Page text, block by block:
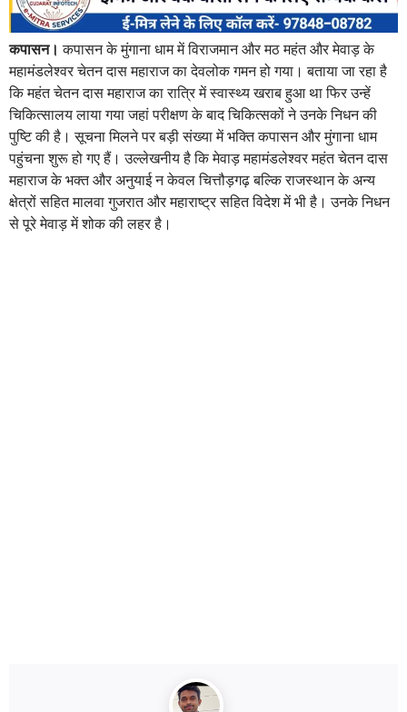
कपासन। कपासन के मुंगाना धाम में विराजमान और मठ महंत और मेवाड़ के
महामंडलेश्वर चेतन दास महाराज का देवलोक गमन हो गया। बताया जा रहा है
कि महंत चेतन दास महाराज का रात्रि में स्वास्थ्य खराब हुआ था फिर उन्हें
चिकित्सालय लाया गया जहां परीक्षण के बाद चिकित्सकों ने उनके निधन की
पुष्टि की है। सूचना मिलने पर बड़ी संख्या में भक्ति कपासन और मुंगाना धाम
पहुंचना शुरू हो गए हैं। उल्लेखनीय है कि मेवाड़ महामंडलेश्वर महंत चेतन दास
महाराज के भक्त और अनुयाई न केवल चित्तौड़गढ़ बल्कि राजस्थान के अन्य
क्षेत्रों सहित मालवा गुजरात और महाराष्ट्र सहित विदेश में भी है। उनके निधन
से पूरे मेवाड़ में शोक की लहर है।